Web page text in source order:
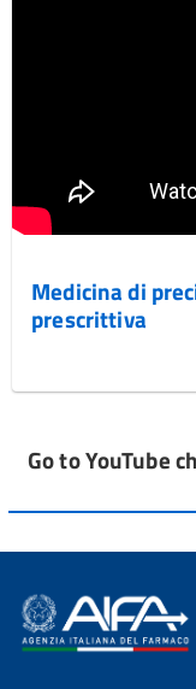
Medicina di
prescrittiva
Go to YouTube